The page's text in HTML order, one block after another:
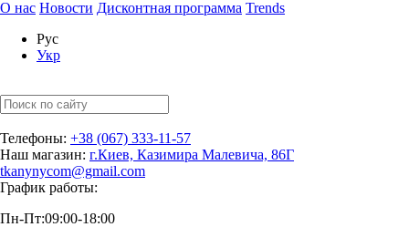
О нас Новости Дисконтная программа Trends
Рус
Укр
Телефоны: +38 (067) 333-11-57
Наш магазин: г.Киев, Казимира Малевича, 86Г
tkanynycom@gmail.com
График работы:
Пн-Пт:09:00-18:00